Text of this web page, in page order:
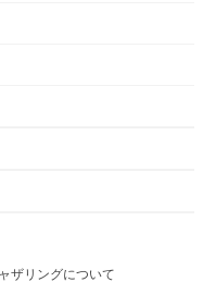
ザリングについて